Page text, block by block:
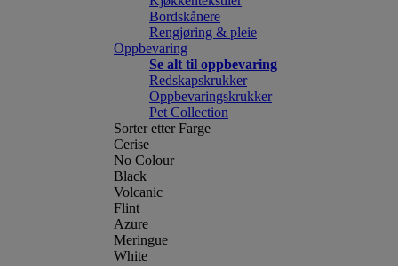
Bordskånere
Rengjøring & pleie
Oppbevaring
Se alt til oppbevaring
Redskapskrukker
Oppbevaringskrukker
Pet Collection
Sorter etter Farge
Cerise
No Colour
Black
Volcanic
Flint
Azure
Meringue
White